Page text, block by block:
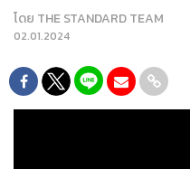
โดย THE STANDARD TEAM
02.01.2024